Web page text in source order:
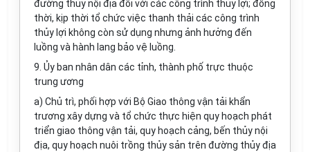
đường thủy nội địa đối với các công trình thủy lợi; đồng
thời, kịp thời tổ chức việc thanh thải các công trình
thủy lợi không còn sử dụng nhưng ảnh hưởng đến
luồng và hành lang bảo vệ luồng.
9. Ủy ban nhân dân các tỉnh, thành phố trực thuộc
trung ương
a) Chủ trì, phối hợp với Bộ Giao thông vận tải khẩn
trương xây dựng và tổ chức thực hiện quy hoạch phát
triển giao thông vận tải, quy hoạch cảng, bến thủy nội
địa, quy hoạch nuôi trồng thủy sản trên đường thủy địa